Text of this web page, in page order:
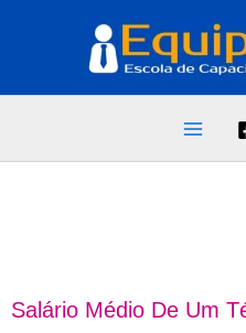
conteúdo
Salário Médio De Um